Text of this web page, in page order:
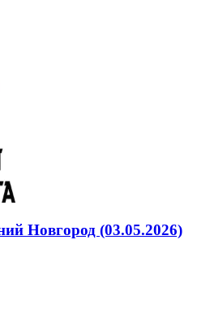
Новгород (03.05.2026)